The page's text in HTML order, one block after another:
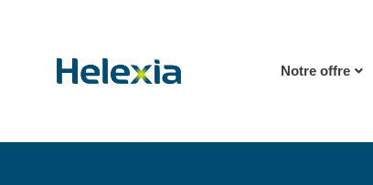
Notre offre